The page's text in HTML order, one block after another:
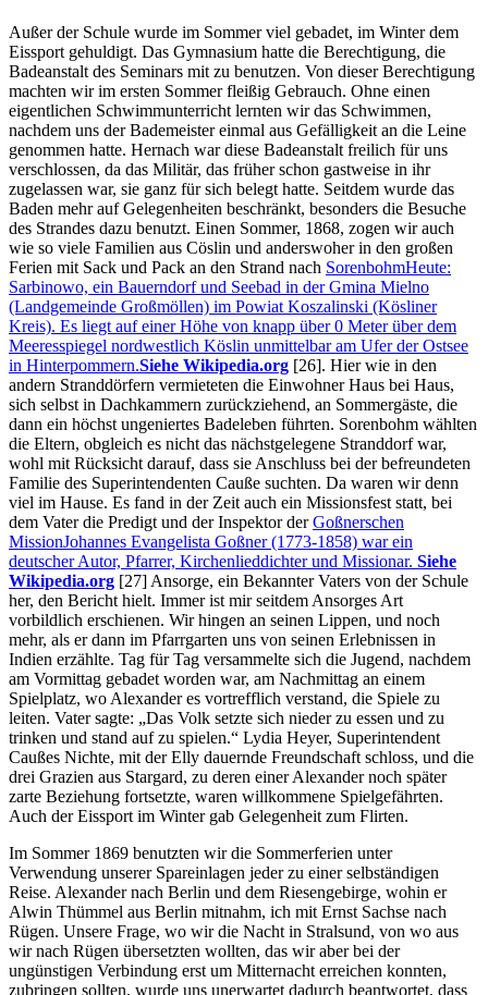
Außer der Schule wurde im Sommer viel gebadet, im Winter dem
Eissport gehuldigt. Das Gymnasium hatte die Berechtigung, die
Badeanstalt des Seminars mit zu benutzen. Von dieser Berechtigung
machten wir im ersten Sommer fleißig Gebrauch. Ohne einen
eigentlichen Schwimmunterricht lernten wir das Schwimmen,
nachdem uns der Bademeister einmal aus Gefälligkeit an die Leine
genommen hatte. Hernach war diese Badeanstalt freilich für uns
verschlossen, da das Militär, das früher schon gastweise in ihr
zugelassen war, sie ganz für sich belegt hatte. Seitdem wurde das
Baden mehr auf Gelegenheiten beschränkt, besonders die Besuche
des Strandes dazu benutzt. Einen Sommer, 1868, zogen wir auch
wie so viele Familien aus Cöslin und anderswoher in den großen
Ferien mit Sack und Pack an den Strand nach SorenbohmHeute:
Sarbinowo, ein Bauerndorf und Seebad in der Gmina Mielno
(Landgemeinde Großmöllen) im Powiat Koszalinski (Kösliner
Kreis). Es liegt auf einer Höhe von knapp über 0 Meter über dem
Meeresspiegel nordwestlich Köslin unmittelbar am Ufer der Ostsee
in Hinterpommern.Siehe Wikipedia.org [26]. Hier wie in den
andern Stranddörfern vermieteten die Einwohner Haus bei Haus,
sich selbst in Dachkammern zurückziehend, an Sommergäste, die
dann ein höchst ungeniertes Badeleben führten. Sorenbohm wählten
die Eltern, obgleich es nicht das nächstgelegene Stranddorf war,
wohl mit Rücksicht darauf, dass sie Anschluss bei der befreundeten
Familie des Superintendenten Cauße suchten. Da waren wir denn
viel im Hause. Es fand in der Zeit auch ein Missionsfest statt, bei
dem Vater die Predigt und der Inspektor derGoßnerschen
MissionJohannes Evangelista Goßner (1773-1858) war ein
deutscher Autor, Pfarrer, Kirchenlieddichter und Missionar. Siehe
Wikipedia.org [27] Ansorge, ein Bekannter Vaters von der Schule
her, den Bericht hielt. Immer ist mir seitdem Ansorges Art
vorbildlich erschienen. Wir hingen an seinen Lippen, und noch
mehr, als er dann im Pfarrgarten uns von seinen Erlebnissen in
Indien erzählte. Tag für Tag versammelte sich die Jugend, nachdem
am Vormittag gebadet worden war, am Nachmittag an einem
Spielplatz, wo Alexander es vortrefflich verstand, die Spiele zu
leiten. Vater sagte:
Das Volk setzte sich nieder zu essen und zu
trinken und stand auf zu spielen.
Lydia Heyer, Superintendent
Caußes Nichte, mit der Elly dauernde Freundschaft schloss, und die
drei Grazien aus Stargard, zu deren einer Alexander noch später
zarte Beziehung fortsetzte, waren willkommene Spielgefährten.
Auch der Eissport im Winter gab Gelegenheit zum Flirten.
Im Sommer 1869 benutzten wir die Sommerferien unter
Verwendung unserer Spareinlagen jeder zu einer selbständigen
Reise. Alexander nach Berlin und dem Riesengebirge, wohin er
Alwin Thümmel aus Berlin mitnahm, ich mit Ernst Sachse nach
Rügen. Unsere Frage, wo wir die Nacht in Stralsund, von wo aus
wir nach Rügen übersetzten wollten, das wir aber bei der
ungünstigen Verbindung erst um Mitternacht erreichen konnten,
zubringen sollten, wurde uns unerwartet dadurch beantwortet, dass